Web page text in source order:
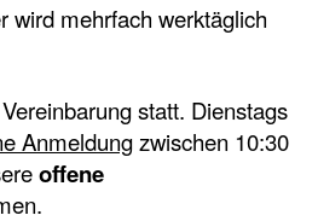
wird mehrfach werktäglich
statt. Dienstags
Anmeldungzwischen 10:30
offene